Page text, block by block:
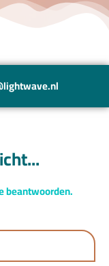
beantwoorden.